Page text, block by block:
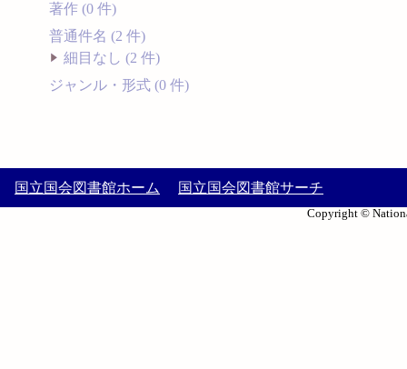
著作 (0 件)
普通件名 (2 件)
細目なし (2 件)
ジャンル・形式 (0 件)
国立国会図書館ホーム 国立国会図書館サーチ
Copyright ©